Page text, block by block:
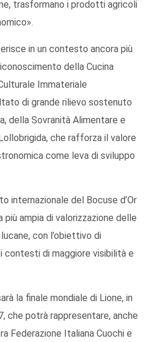
trasformano i prodotti agricoli
in un contesto ancora più
della Cucina
Immateriale
di grande rilievo sostenuto
della Sovranità Alimentare e
che rafforza il valore
come leva di sviluppo
internazionale del Bocuse d’Or
più ampia di valorizzazione delle
con l’obiettivo di
contesti di maggiore visibilità e
la finale mondiale di Lione, in
che potrà rappresentare, anche
Federazione Italiana Cuochi e